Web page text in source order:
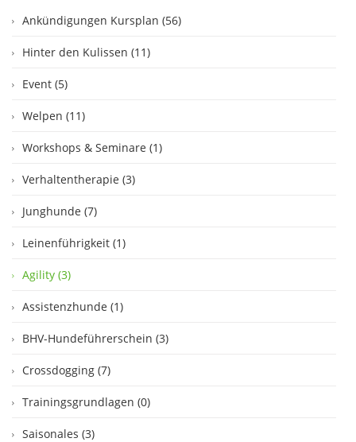
Ankündigungen Kursplan (56)
Hinter den Kulissen (11)
Event (5)
Welpen (11)
Workshops & Seminare (1)
Verhaltentherapie (3)
Junghunde (7)
Leinenführigkeit (1)
Agility (3)
Assistenzhunde (1)
BHV-Hundeführerschein (3)
Crossdogging (7)
Trainingsgrundlagen (0)
Saisonales (3)